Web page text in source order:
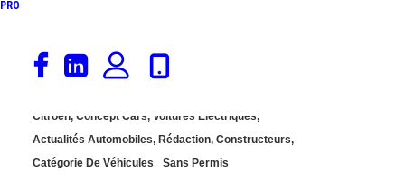
PRO
Citroën, Concept Cars, Voitures Électriques,
Actualités Automobiles, Rédaction, Constructeurs,
Catégorie De Véhicules
Sans Permis